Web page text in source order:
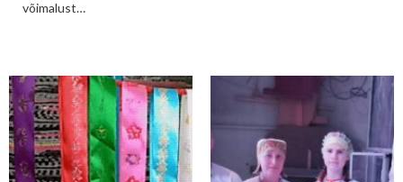
võimalust…